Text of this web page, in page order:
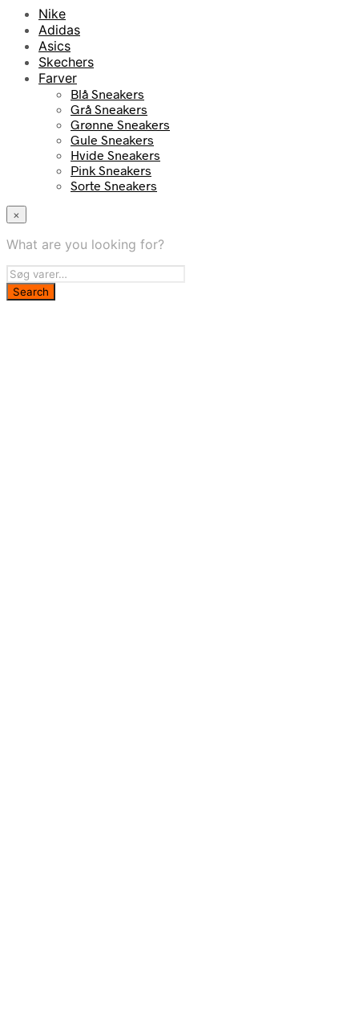
Nike
Adidas
Asics
Skechers
Farver
Blå Sneakers
Grå Sneakers
Grønne Sneakers
Gule Sneakers
Hvide Sneakers
Pink Sneakers
Sorte Sneakers
×
What are you looking for?